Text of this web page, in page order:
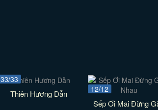
33/33
Thiên Hương Dẫn 12/12
Sếp Ơi Mai Đừng